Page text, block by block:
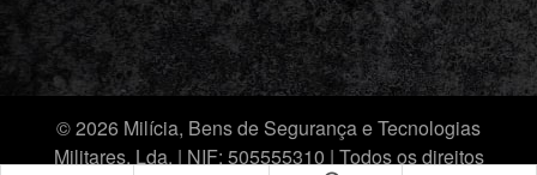
© 2026 Milícia, Bens de Segurança e Tecnologias
Militares, Lda. | NIF: 505555310 | Todos os direitos